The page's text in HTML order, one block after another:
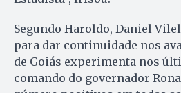
Segundo Haroldo, Daniel
para dar continuidade nos
de Goiás experimenta nos
comando do governador